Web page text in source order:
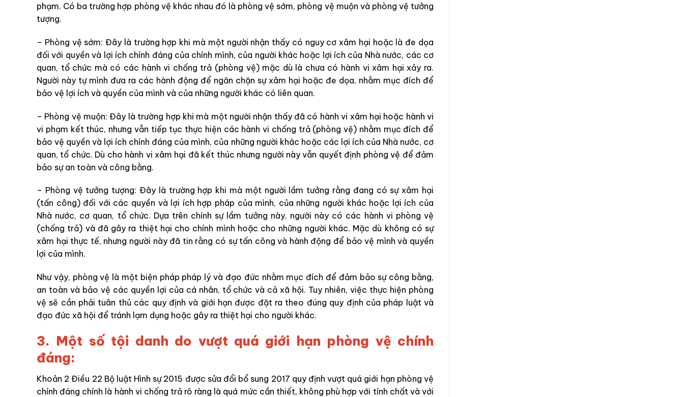
phạm. Có ba trường hợp phòng vệ khác nhau đó là phòng vệ sớm, phòng vệ muộn và phòng vệ tưởng
tượng.
– Phòng vệ sớm: Đây là trường hợp khi mà một người nhận thấy có nguy cơ xâm hại hoặc là đe dọa
đối với quyền và lợi ích chính đáng của chính mình, của người khác hoặc lợi ích của Nhà nước, các cơ
quan, tổ chức mà có các hành vi chống trả (phòng vệ) mặc dù là chưa có hành vi xâm hại xảy ra.
Người này tự mình đưa ra các hành động để ngăn chặn sự xâm hại hoặc đe dọa, nhằm mục đích để
bảo vệ lợi ích và quyền của mình và của những người khác có liên quan.
– Phòng vệ muộn: Đây là trường hợp khi mà một người nhận thấy đã có hành vi xâm hại hoặc hành vi
vi phạm kết thúc, nhưng vẫn tiếp tục thực hiện các hành vi chống trả (phòng vệ) nhằm mục đích để
bảo vệ quyền và lợi ích chính đáng của mình, của những người khác hoặc các lợi ích của Nhà nước, cơ
quan, tổ chức. Dù cho hành vi xâm hại đã kết thúc nhưng người này vẫn quyết định phòng vệ để đảm
bảo sự an toàn và công bằng.
– Phòng vệ tưởng tượng: Đây là trường hợp khi mà một người lầm tưởng rằng đang có sự xâm hại
(tấn công) đối với các quyền và lợi ích hợp pháp của mình, của những người khác hoặc lợi ích của
Nhà nước, cơ quan, tổ chức. Dựa trên chính sự lầm tưởng này, người này có các hành vi phòng vệ
(chống trả) và đã gây ra thiệt hại cho chính mình hoặc cho những người khác. Mặc dù không có sự
xâm hại thực tế, nhưng người này đã tin rằng có sự tấn công và hành động để bảo vệ mình và quyền
lợi của mình.
Như vậy, phòng vệ là một biện pháp pháp lý và đạo đức nhằm mục đích để đảm bảo sự công bằng,
an toàn và bảo vệ các quyền lợi của cá nhân, tổ chức và cả xã hội. Tuy nhiên, việc thực hiện phòng
vệ sẽ cần phải tuân thủ các quy định và giới hạn được đặt ra theo đúng quy định của pháp luật và
đạo đức xã hội để tránh lạm dụng hoặc gây ra thiệt hại cho người khác.
3. Một số tội danh do vượt quá giới hạn phòng vệ chính
đáng:
Khoản 2 Điều 22 Bộ luật Hình sự 2015 được sửa đổi bổ sung 2017 quy định vượt quá giới hạn phòng vệ
chính đáng chính là hành vi chống trả rõ ràng là quá mức cần thiết, không phù hợp với tính chất và với